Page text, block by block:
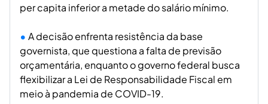
per capita inferior a metade do salário mínimo.
A decisão enfrenta resistência da base
governista, que questiona a falta de previsão
orçamentária, enquanto o governo federal busca
flexibilizar a Lei de Responsabilidade Fiscal em
meio à pandemia de COVID-19.